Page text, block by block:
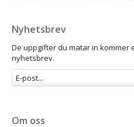
Nyhetsbrev
De uppgifter du matar in kommer
nyhetsbrev.
Om oss